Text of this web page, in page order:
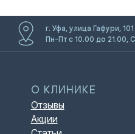
г. Уфа, улица Гафури, 101
Пн-Пт с 10.00 до 21.00,